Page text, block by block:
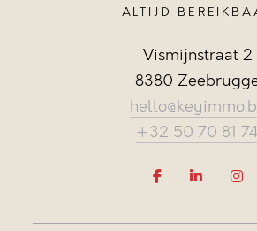
ALTIJD
Vismijnstraat 2
8380
+32 50 70 81 74